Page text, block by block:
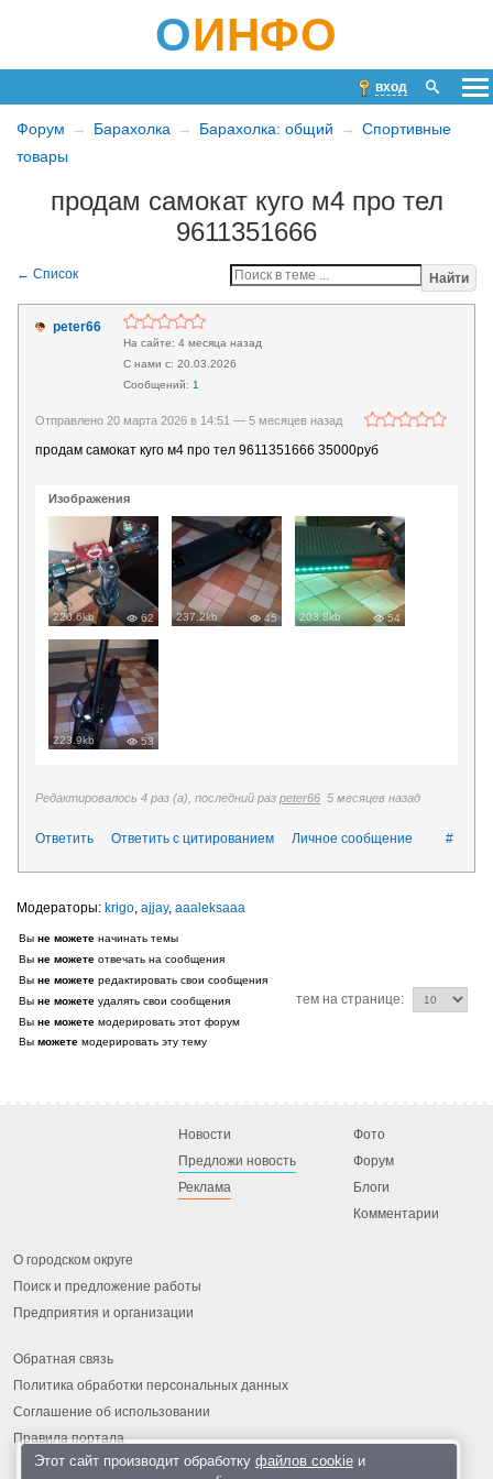
ОИНФО
вход
Форум Барахолка Барахолка: общий
Спортивные
товары
продам самокат куго м4 про тел
9611351666
Найти
peter66
4 месяца назад
20.03.2026
1
Отправлено 20 марта 2026 в 14:51 — 5 месяцев назад
продам самокат куго м4 про тел 9611351666 35000руб
Изображения
220.6kb 62 237.2kb 45 203.8kb 54
223.9kb 53
Редактировалось 4 раз (а), последний раз peter66 5 месяцев назад
#
Ответить Ответить с цитированием Личное сообщение
krigo, ajjay, aaaleksaaa
Вы не можете начинать темы
Вы не можете отвечать на сообщения
Вы не можете редактировать свои сообщения
Вы не можете удалять свои сообщения
Вы не можете модерировать этот форум
Вы можете модерировать эту тему
тем на странице:
Новости
Предложи новость
Реклама
Фото
Форум
Блоги
Комментарии
О городском округе
Поиск и предложение работы
Предприятия и организации
Обратная связь
Политика обработки персональных данных
Соглашение об использовании
Правила портала
Этот сайт производит обработку файлов cookieи